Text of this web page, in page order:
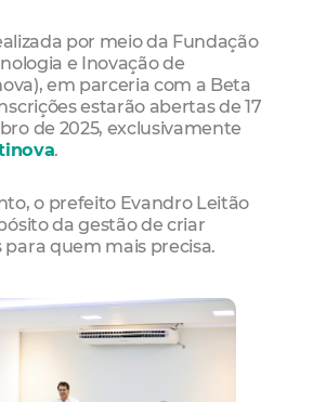
por meio da Fundação
e Inovação de
em parceria com a Beta
estarão abertas de 17
de 2025, exclusivamente
.
o prefeito Evandro Leitão
da gestão de criar
quem mais precisa.